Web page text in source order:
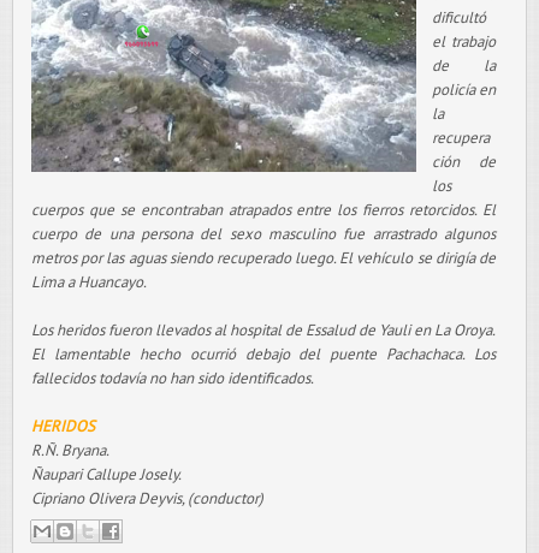
dificultó
el trabajo
de la
policía en
la
recupera
ción de
los
cuerpos que se encontraban atrapados entre los fierros retorcidos. El
cuerpo de una persona del sexo masculino fue arrastrado algunos
metros por las aguas siendo recuperado luego. El vehículo se dirigía de
Lima a Huancayo.
Los heridos fueron llevados al hospital de Essalud de Yauli en La Oroya.
El lamentable hecho ocurrió debajo del puente Pachachaca. Los
fallecidos todavía no han sido identificados.
HERIDOS
R.Ñ. Bryana.
Ñaupari Callupe Josely.
Cipriano Olivera Deyvis, (conductor)